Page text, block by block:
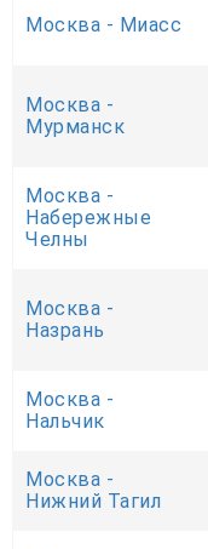
Москва - Миасс
Москва -
Мурманск
Москва -
Набережные
Челны
Москва -
Назрань
Москва -
Нальчик
Москва -
Нижний Тагил